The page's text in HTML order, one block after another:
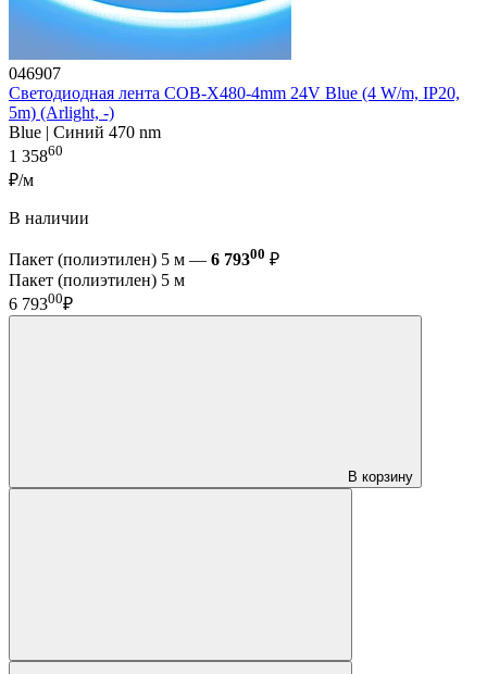
046907
Светодиодная лента COB-X480-4mm 24V Blue (4 W/m, IP20,
5m) (Arlight, -)
Blue | Синий 470 nm
1 35860
₽/м
В наличии
Пакет (полиэтилен) 5 м — 6 79300 ₽
Пакет (полиэтилен) 5 м
6 79300₽
В корзину